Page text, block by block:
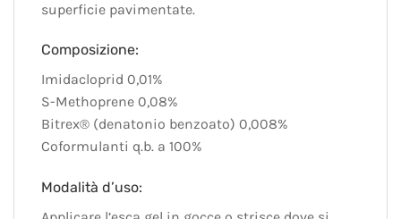
superficie pavimentate.
Composizione:
Imidacloprid 0,01%
S-Methoprene 0,08%
Bitrex® (denatonio benzoato) 0,008%
Coformulanti q.b. a 100%
Modalità d’uso: